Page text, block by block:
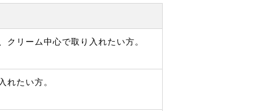
クリーム中心で取り入れたい方。
れたい方。